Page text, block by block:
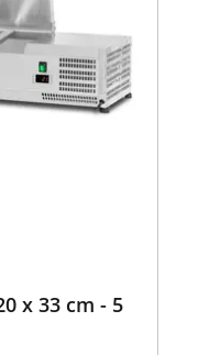
x 33 cm - 5